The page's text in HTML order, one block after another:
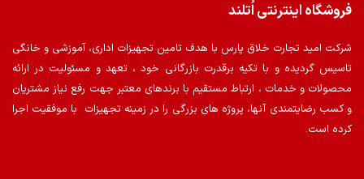
فروشگاه اینترنتی اُتلند
شرکت امید تجارت خلاق پارس با هدف تامین تجهیزات اداری، آموزشی و خانگی
تاسیس گردیده و با تکیه برقدرت بازرگانی خود ، تعهد و مسئولیت در ارائه
محصولات و خدمات ، ارتباط مستقیم با برندهای معتبر جهت رفع نیاز مشتریان
و کسب رضایتمندی آنها، پروژه های بزرگی را در زمینه تجهیزات با موفقیت اجرا
کرده است.